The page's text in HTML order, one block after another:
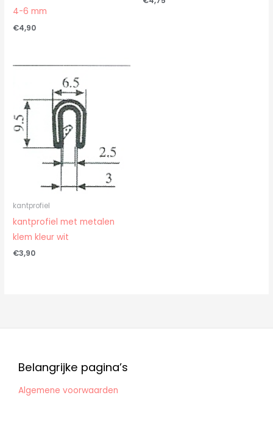
4-6 mm
€4,90
kantprofiel
kantprofiel met metalen
klem kleur wit
€3,90
Belangrijke pagina’s
Algemene voorwaarden